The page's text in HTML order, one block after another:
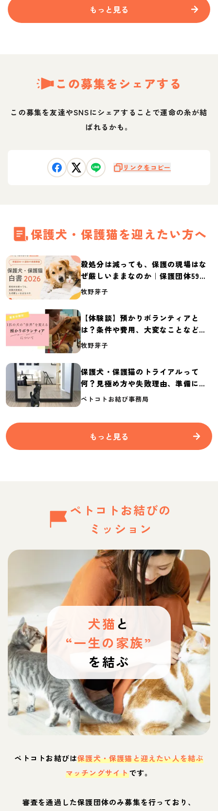
もっと見る
この募集をシェアする
この募集を友達やSNSにシェアすることで運命の糸が結
ばれるかも。
リンクをコピー
保護犬・保護猫を迎えたい方へ
殺処分は減っても、保護の現場はな
ぜ厳しいままなのか｜保護団体59団
体の実態調査【保護犬・保護猫白書
牧野芽子
【体験談】預かりボランティアと
は？条件や費用、大変なことなど紹
介
牧野芽子
保護犬・保護猫のトライアルって
何？見極め方や失敗理由、準備に必
要なものを紹介
ペトコトお結び事務局
もっと見る
ペトコトお結びの
ミッション
犬猫 と
“一生の家族”
を結ぶ
ペトコトお結びは保護犬・保護猫と迎えたい人を結ぶ
マッチングサイトです。
審査を通過した保護団体のみ募集を行っており、